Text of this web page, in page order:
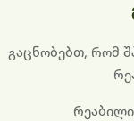
გიხდით
მალე ისევ
გაცნობებთ, რომ